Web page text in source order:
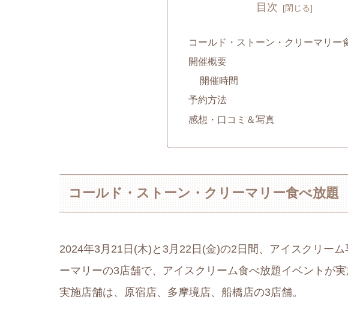
目次
コールド・ストーン・クリーマリー
開催概要
開催時間
予約方法
感想・口コミ＆写真
コールド・ストーン・クリーマリー食べ放題
2024年3月21日(木)と3月22日(金)の2日間、アイスクリー
ーマリーの3店舗で、アイスクリーム食べ放題イベントが実
実施店舗は、原宿店、多摩境店、船橋店の3店舗。